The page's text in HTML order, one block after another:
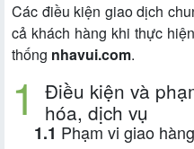
Các điều kiện giao dịch
cả khách hàng khi thực
thống nhavui.com.
Điều kiện và
hóa, dịch vụ
Phạm vi giao hàng